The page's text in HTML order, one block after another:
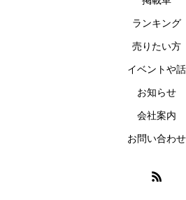
ランキング
売りたい方
イベントや話
お知らせ
会社案内
お問い合わせ